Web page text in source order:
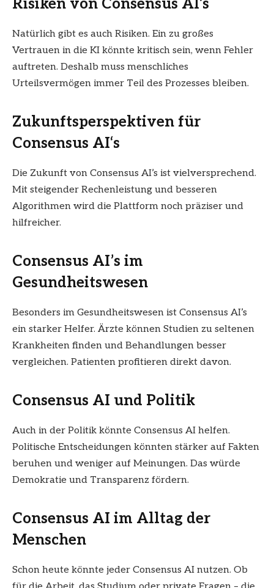
Risiken von Consensus AI‘s
Natürlich gibt es auch Risiken. Ein zu großes
Vertrauen in die KI könnte kritisch sein, wenn Fehler
auftreten. Deshalb muss menschliches
Urteilsvermögen immer Teil des Prozesses bleiben.
Zukunftsperspektiven für
Consensus AI‘s
Die Zukunft von Consensus AI’s ist vielversprechend.
Mit steigender Rechenleistung und besseren
Algorithmen wird die Plattform noch präziser und
hilfreicher.
Consensus AI’s im
Gesundheitswesen
Besonders im Gesundheitswesen ist Consensus AI’s
ein starker Helfer. Ärzte können Studien zu seltenen
Krankheiten finden und Behandlungen besser
vergleichen. Patienten profitieren direkt davon.
Consensus AI und Politik
Auch in der Politik könnte Consensus AI helfen.
Politische Entscheidungen könnten stärker auf Fakten
beruhen und weniger auf Meinungen. Das würde
Demokratie und Transparenz fördern.
Consensus AI im Alltag der
Menschen
Schon heute könnte jeder Consensus AI nutzen. Ob